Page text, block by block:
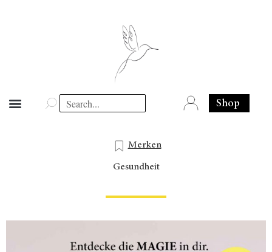
Shop
Merken
Gesundheit